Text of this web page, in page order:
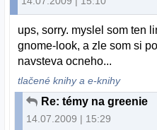
ups, sorry. myslel som ten
gnome-look, a zle som si
navsteva ocneho...
tlačené knihy a e-knihy
Re: témy na greenie
14.07.2009 | 15:29